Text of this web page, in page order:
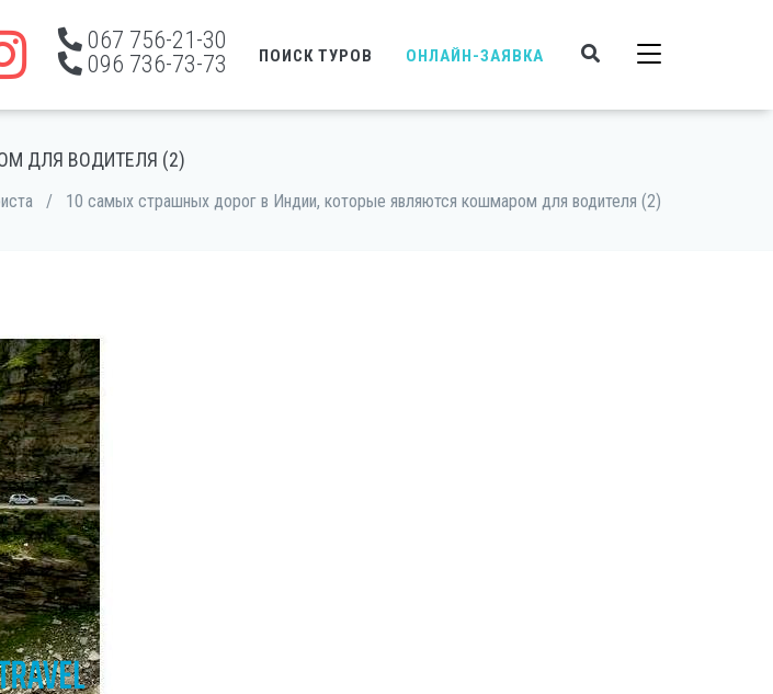
067 756-21-30
096 736-73-73
ПОИСК ТУРОВ ОНЛАЙН-ЗАЯВКА
ДЛЯ ВОДИТЕЛЯ (2)
/ 10 самых страшных дорог в Индии, которые являются кошмаром для водителя (2)